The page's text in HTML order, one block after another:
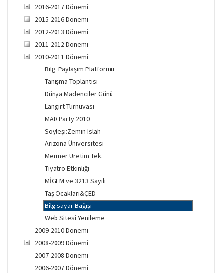
2016-2017 Dönemi
2015-2016 Dönemi
2012-2013 Dönemi
2011-2012 Dönemi
2010-2011 Dönemi
Bilgi Paylaşım Platformu
Tanışma Toplantısı
Dünya Madenciler Günü
Langırt Turnuvası
MAD Party 2010
Söyleşi:Zemin Islah
Arizona Üniversitesi
Mermer Üretim Tek.
Tiyatro Etkinliği
MİGEM ve 3213 Sayılı
Taş Ocakları&ÇED
Bilgisayar Bağışı
Web Sitesi Yenileme
2009-2010 Dönemi
2008-2009 Dönemi
2007-2008 Dönemi
2006-2007 Dönemi